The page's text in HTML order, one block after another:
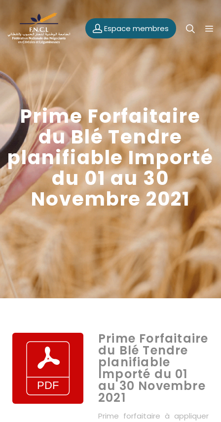
Espace membres
Prime Forfaitaire
du Blé Tendre
planifiable Importé
du 01 au 30
Novembre 2021
Prime Forfaitaire
du Blé Tendre
planifiable
Importé du 01
au 30 Novembre
2021
Prime forfaitaire à appliquer